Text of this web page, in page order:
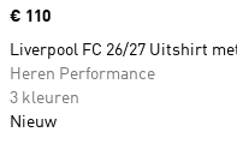
Price
€ 110
Liverpool FC 26/27 Uitshirt
Heren Performance
3 kleuren
Nieuw